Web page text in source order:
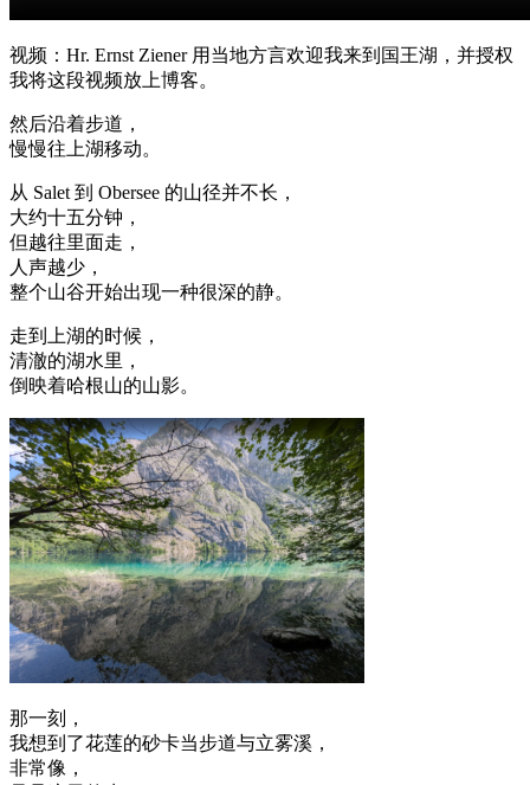
视频：Hr. Ernst Ziener 用当地方言欢迎我来到国王湖，并授权
我将这段视频放上博客。
然后沿着步道，
慢慢往上湖移动。
从 Salet 到 Obersee 的山径并不长，
大约十五分钟，
但越往里面走，
人声越少，
整个山谷开始出现一种很深的静。
走到上湖的时候，
清澈的湖水里，
倒映着哈根山的山影。
那一刻，
我想到了花莲的砂卡当步道与立雾溪，
非常像，